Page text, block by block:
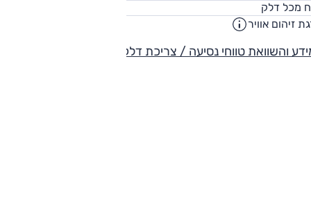
מכל דלק
זיהום אוויר
והשוואת טווחי נסיעה / צריכת דלק